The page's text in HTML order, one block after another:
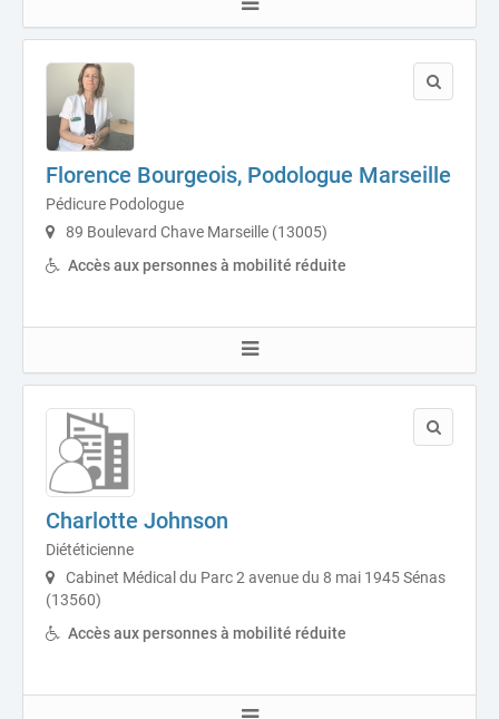
Florence Bourgeois, Podologue Marseille
Pédicure Podologue
89 Boulevard Chave Marseille (13005)
Accès aux personnes à mobilité réduite
Charlotte Johnson
Diététicienne
Cabinet Médical du Parc 2 avenue du 8 mai 1945 Sénas
(13560)
Accès aux personnes à mobilité réduite